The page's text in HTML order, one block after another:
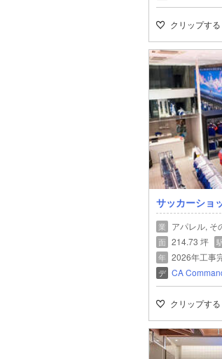
クリップする
サッカーショ
業 アパレル, そ
面 214.73 坪
年 2026年工事
デ CA
クリップする